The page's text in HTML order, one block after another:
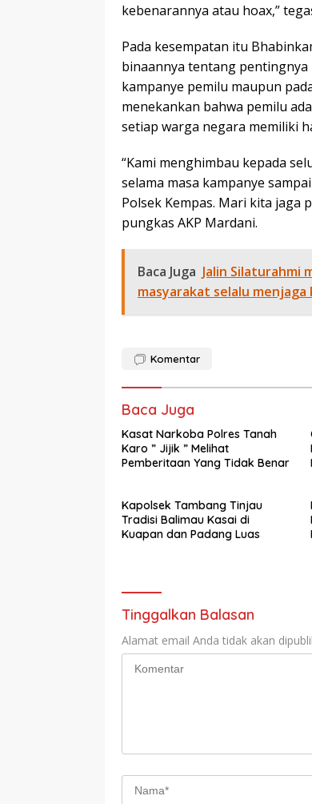
kebenarannya atau hoax,”
Pada kesempatan itu
binaannya tentang pentingnya
kampanye pemilu maupun
menekankan bahwa pemilu
setiap warga negara memiliki
“Kami menghimbau kepada
selama masa kampanye
Polsek Kempas. Mari kita jaga
pungkas AKP Mardani.
Baca Juga Jalin Silaturahmi
masyarakat selalu menjaga
Komentar
Baca Juga
Kasat Narkoba Polres Tanah
Karo ” Jijik ” Melihat
Pemberitaan Yang Tidak Benar
Kapolsek Tambang Tinjau
Tradisi Balimau Kasai di
Kuapan dan Padang Luas
Tinggalkan Balasan
Alamat email Anda tidak akan